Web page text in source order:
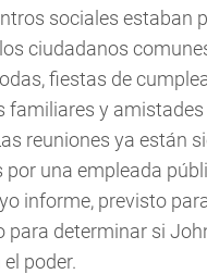
sociales estaban
ciudadanos
fiestas de
familiares y
reuniones ya están
por una empleada
informe, previsto
para determinar si
poder.